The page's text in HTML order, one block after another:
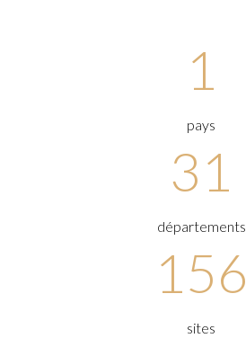
1
pays
31
départements
156
sites